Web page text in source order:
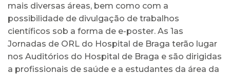
mais diversas áreas, bem como com a
possibilidade de divulgação de trabalhos
científicos sob a forma de e-poster. As 1as
Jornadas de ORL do Hospital de Braga terão lugar
nos Auditórios do Hospital de Braga e são dirigidas
a profissionais de saúde e a estudantes da área da